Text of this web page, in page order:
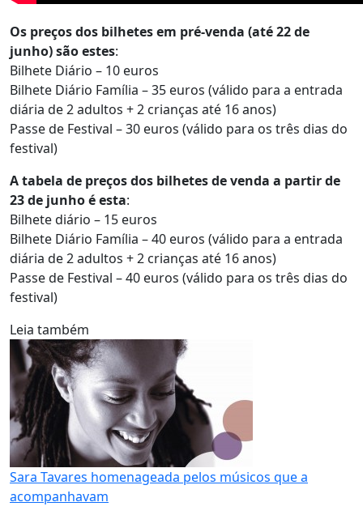
Os preços dos bilhetes em pré-venda (até 22 de
junho) são estes:
Bilhete Diário – 10 euros
Bilhete Diário Família – 35 euros (válido para a entrada
diária de 2 adultos + 2 crianças até 16 anos)
Passe de Festival – 30 euros (válido para os três dias do
festival)
A tabela de preços dos bilhetes de venda a partir de
23 de junho é esta:
Bilhete diário – 15 euros
Bilhete Diário Família – 40 euros (válido para a entrada
diária de 2 adultos + 2 crianças até 16 anos)
Passe de Festival – 40 euros (válido para os três dias do
festival)
Leia também
Sara Tavares homenageada pelos músicos que a
acompanhavam